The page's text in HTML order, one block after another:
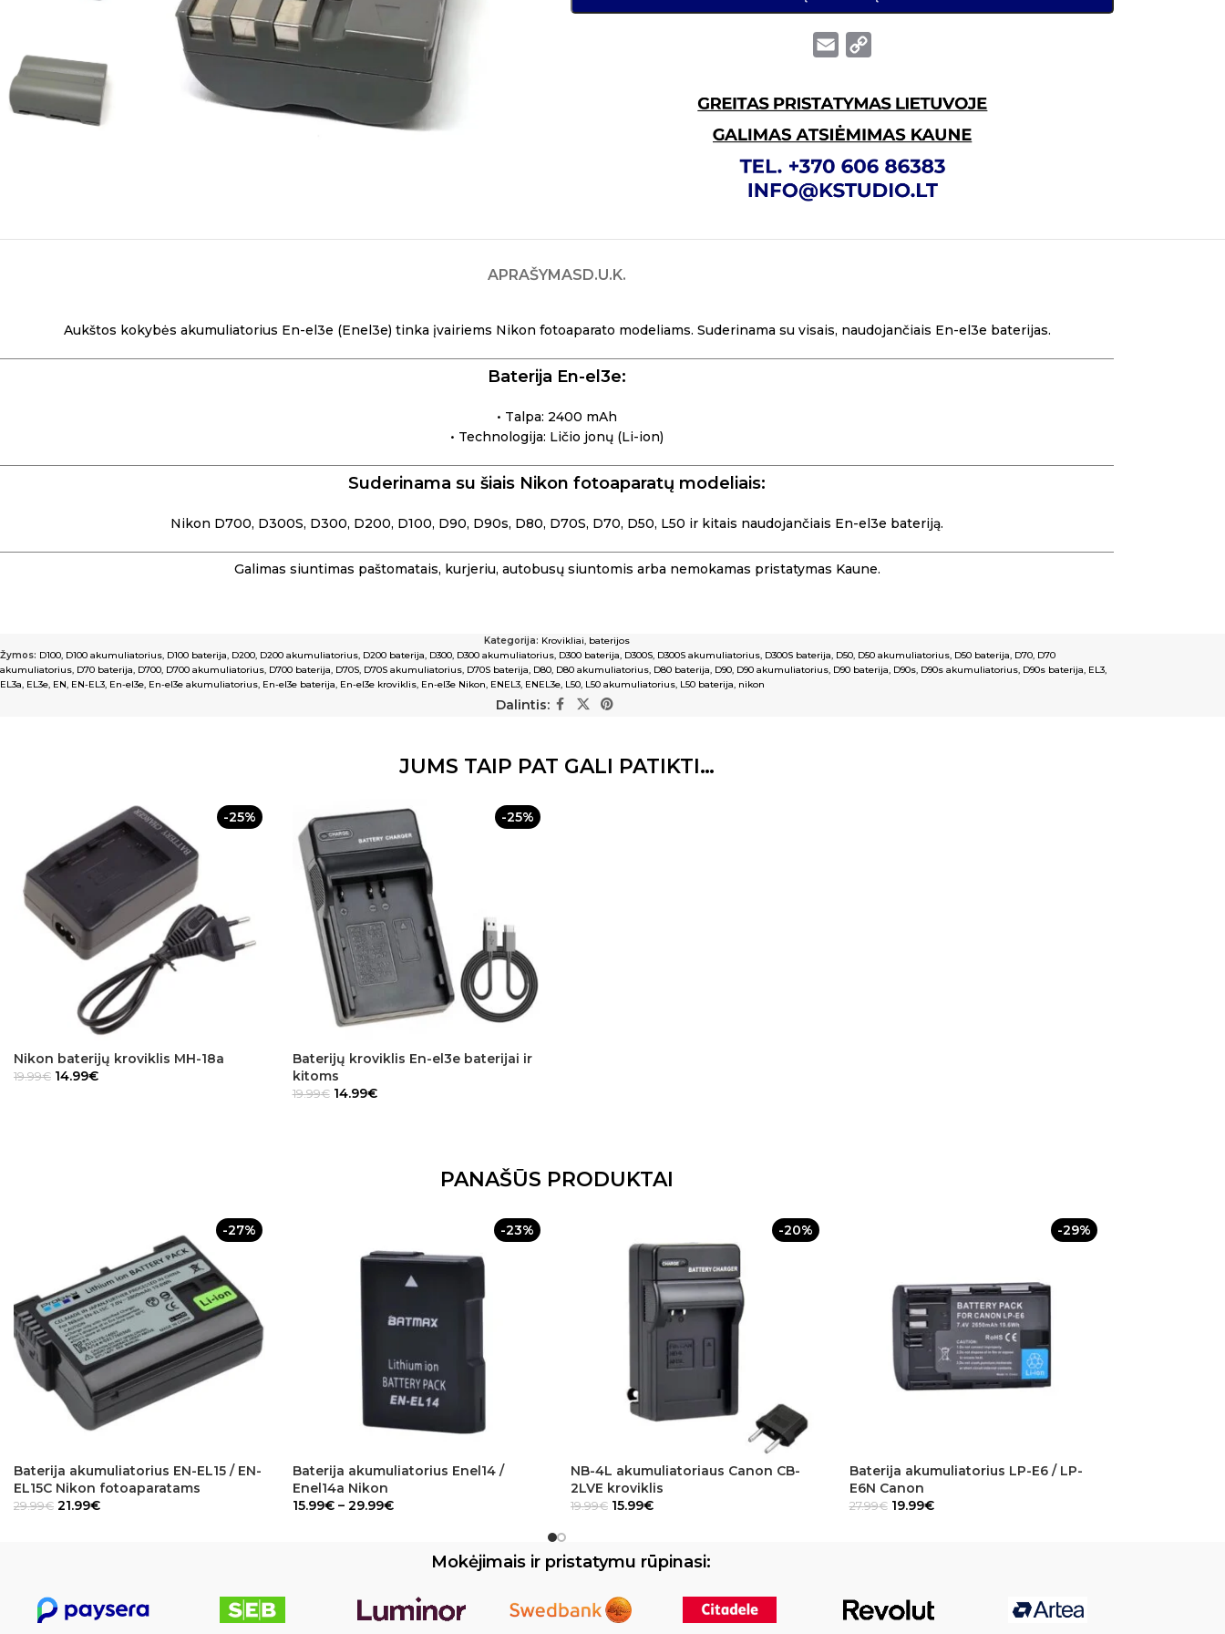
Email
APRAŠYMASD.U.K.
Aukštos kokybės akumuliatorius En-el3e (Enel3e) tinka įvairiems Nikon fotoaparato modeliams. Suderinama su visais, naudojančiais En-el3e baterijas.
Baterija En-el3e:
• Talpa: 2400 mAh
• Technologija: Ličio jonų (Li-ion)
Suderinama su šiais Nikon fotoaparatų modeliais:
Nikon D700, D300S, D300, D200, D100, D90, D90s, D80, D70S, D70, D50, L50 ir kitais naudojančiais En-el3e bateriją.
Galimas siuntimas paštomatais, kurjeriu, autobusų siuntomis arba nemokamas pristatymas Kaune.
Kategorija: Krovikliai, baterijos
Žymos: D100, D100 akumuliatorius, D100 baterija, D200, D200 akumuliatorius, D200 baterija, D300, D300 akumuliatorius, D300 baterija, D300S, D300S akumuliatorius, D300S baterija, D50, D50 akumuliatorius, D50 baterija, D70, D70
akumuliatorius, D70 baterija, D700, D700 akumuliatorius, D700 baterija, D70S, D70S akumuliatorius, D70S baterija, D80, D80 akumuliatorius, D80 baterija, D90, D90 akumuliatorius, D90 baterija, D90s, D90s akumuliatorius, D90s baterija, EL3,
EL3a, EL3e, EN, EN-EL3, En-el3e, En-el3e akumuliatorius, En-el3e baterija, En-el3e kroviklis, En-el3e Nikon, ENEL3, ENEL3e, L50, L50 akumuliatorius, L50 baterija, nikon
Dalintis:
JUMS TAIP PAT GALI PATIKTI…
-25%
Nikon baterijų kroviklis MH-18a
19.99€ 14.99€
-25%
Baterijų kroviklis En-el3e baterijai ir
kitoms
19.99€ 14.99€
PANAŠŪS PRODUKTAI
-27%
Baterija akumuliatorius EN-EL15 / EN-
EL15C Nikon fotoaparatams
29.99€ 21.99€
-23%
Baterija akumuliatorius Enel14 /
Enel14a Nikon
15.99€ – 29.99€
-20%
NB-4L akumuliatoriaus Canon CB-
2LVE kroviklis
19.99€ 15.99€
-29%
Baterija akumuliatorius LP-E6 / LP-
E6N Canon
27.99€ 19.99€
Mokėjimais ir pristatymu rūpinasi: